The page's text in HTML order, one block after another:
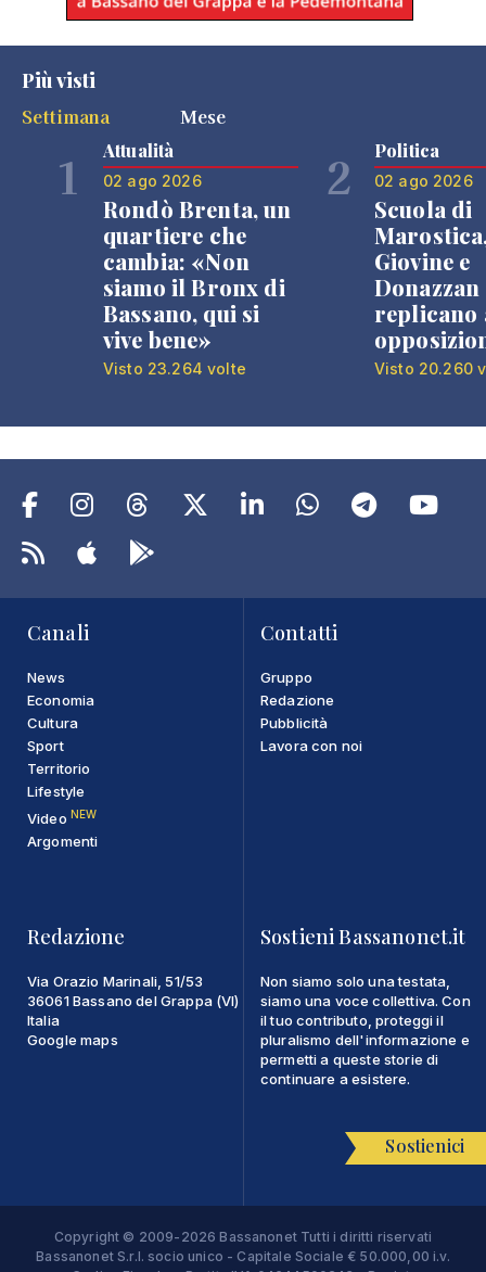
Più visti
Settimana
Mese
1 Attualità
02 ago 2026
Rondò Brenta, un
quartiere che
cambia: «Non
siamo il Bronx di
Bassano, qui si
vive bene»
Visto 23.264 volte
2 Politica
02 ago 2026
Scuola di
Giovine e
Donazzan
replicano
Visto 20.260
Canali
News
Economia
Cultura
Sport
Territorio
Lifestyle
Video NEW
Argomenti
Contatti
Gruppo
Redazione
Pubblicità
Lavora con noi
Redazione
Via Orazio Marinali, 51/53
36061 Bassano del Grappa (VI)
Italia
Google maps
Sostieni Bassanonet.it
Non siamo solo una testata,
siamo una voce collettiva. Con
il tuo contributo, proteggi il
pluralismo dell'informazione e
permetti a queste storie di
continuare a esistere.
Sostienici
Copyright © 2009-2026 Bassanonet Tutti i diritti riservati
Bassanonet S.r.l. socio unico - Capitale Sociale € 50.000,00 i.v.